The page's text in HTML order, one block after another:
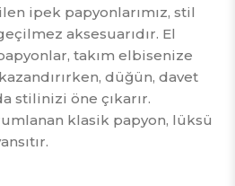
ipek papyonlarımız, stil
aksesuarıdır. El
takım elbisenize
düğün, davet
stilinizi öne çıkarır.
klasik papyon, lüksü